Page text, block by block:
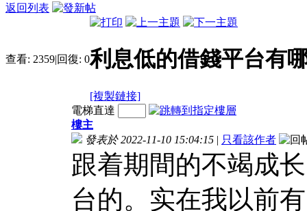
返回列表
查看: 2359|回復: 0利息低的借錢平台有
[複製鏈接]
電梯直達
樓主
發表於 2022-11-10 15:04:15 | 只看該作者
跟着期間的不竭成
台的。实在我以前